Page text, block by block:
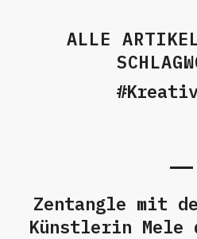
ALLE
Zentangle mit
Künstlerin Mele